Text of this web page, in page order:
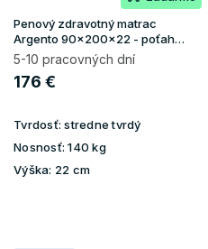
Penový zdravotný matrac
Argento 90x200x22 - poťah
Silver
5-10 pracovných dní
176 €
Tvrdosť: stredne tvrdý
Nosnosť: 140 kg
Výška: 22 cm